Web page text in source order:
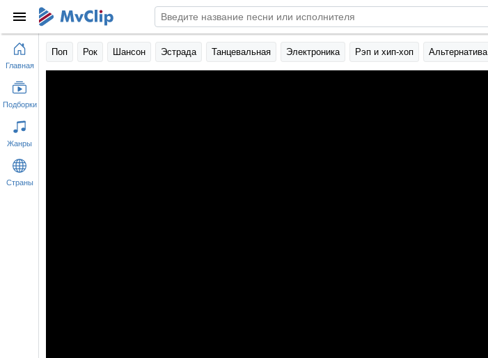
Поп Рок Шансон Эстрада Танцевальная Электроника Рэп и хип-хоп Альтернатива
Главная
Подборки
Жанры
Страны